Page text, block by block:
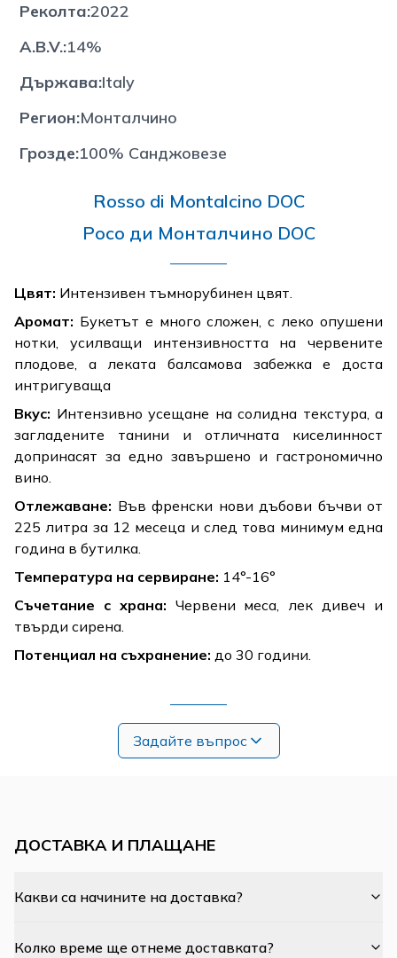
Реколта:2022
A.B.V.:14%
Държава:Italy
Регион:Монталчино
Грозде:100% Санджовезе
Rosso di Montalcino DOC
Росо ди Монталчино DOC
Цвят: Интензивен тъмнорубинен цвят.
Аромат: Букетът е много сложен, с леко опушени
нотки, усилващи интензивността на червените
плодове, а леката балсамова забежка е доста
интригуваща
Вкус: Интензивно усещане на солидна текстура, а
загладените танини и отличната киселинност
допринасят за едно завършено и гастрономично
вино.
Отлежаване: Във френски нови дъбови бъчви от
225 литра за 12 месеца и след това минимум една
година в бутилка.
Температура на сервиране: 14°-16°
Съчетание с храна: Червени меса, лек дивеч и
твърди сирена.
Потенциал на съхранение: до 30 години.
Задайте въпрос
ДОСТАВКА И ПЛАЩАНЕ
Какви са начините на доставка?
Колко време ще отнеме доставката?